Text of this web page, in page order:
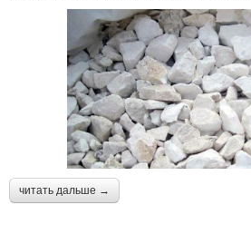
читать дальше →